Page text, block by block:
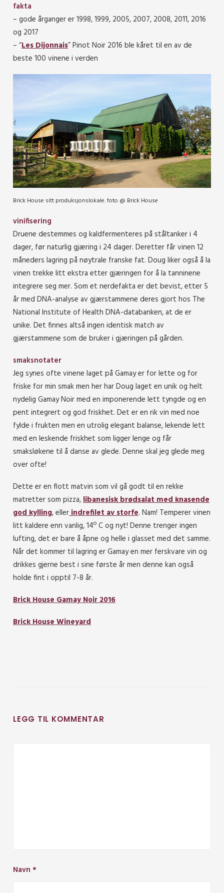
fakta
– gode årganger er 1998, 1999, 2005, 2007, 2008, 2011, 2016
og 2017
– “Les Dijonnais” Pinot Noir 2016 ble kåret til en av de
beste 100 vinene i verden
Brick House sitt produksjonslokale. foto @ Brick House
vinifisering
Druene destemmes og kaldfermenteres på ståltanker i 4
dager, før naturlig gjæring i 24 dager. Deretter får vinen 12
måneders lagring på nøytrale franske fat. Doug liker også å la
vinen trekke litt ekstra etter gjæringen for å la tanninene
integrere seg mer. Som et nerdefakta er det bevist, etter 5
år med DNA-analyse av gjærstammene deres gjort hos The
National Institute of Health DNA-databanken, at de er
unike. Det finnes altså ingen identisk match av
gjærstammene som de bruker i gjæringen på gården.
smaksnotater
Jeg synes ofte vinene laget på Gamay er for lette og for
friske for min smak men her har Doug laget en unik og helt
nydelig Gamay Noir med en imponerende lett tyngde og en
pent integrert og god friskhet. Det er en rik vin med noe
fylde i frukten men en utrolig elegant balanse, lekende lett
med en leskende friskhet som ligger lenge og får
smaksløkene til å danse av glede. Denne skal jeg glede meg
over ofte!
Dette er en flott matvin som vil gå godt til en rekke
matretter som pizza,libanesisk brødsalat med knasende
god kylling, ellerindrefilet av storfe. Nam! Temperer vinen
litt kaldere enn vanlig, 14º C og nyt! Denne trenger ingen
lufting, det er bare å åpne og helle i glasset med det samme.
Når det kommer til lagring er Gamay en mer ferskvare vin og
drikkes gjerne best i sine første år men denne kan også
holde fint i opptil 7-8 år.
Brick House Gamay Noir 2016
Brick House Wineyard
LEGG TIL KOMMENTAR
Navn *